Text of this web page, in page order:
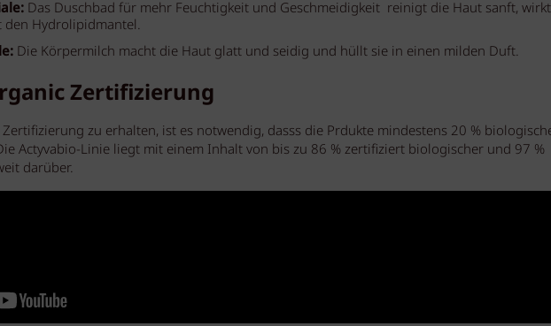
Das Duschbad für mehr Feuchtigkeit und Geschmeidigkeit reinigt die Haut sanft, wirkt
Hydrolipidmantel.
Die Körpermilch macht die Haut glatt und seidig und hüllt sie in einen milden Duft.
Zertifizierung
zu erhalten, ist es notwendig, dasss die Prdukte mindestens 20 %
Actyvabio-Linie liegt mit einem Inhalt von bis zu 86 % zertifiziert biologischer und 97 %
darüber.